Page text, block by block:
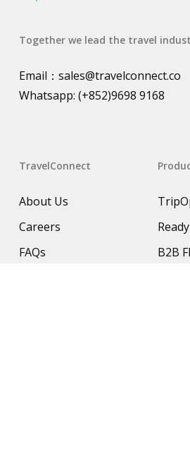
Together we lead the travel
Email： sales@travelconnect.co
Whatsapp: (+852)9698 9168
TravelConnect
About Us
Careers
FAQs
B2B